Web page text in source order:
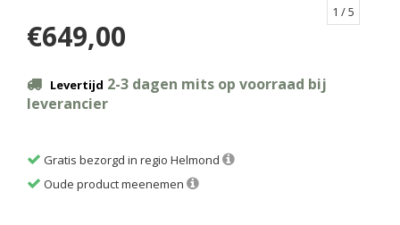
1 / 5
€649,00
Levertijd 2-3 dagen mits op voorraad bij
leverancier
Gratis bezorgd in regio Helmond
Oude product meenemen